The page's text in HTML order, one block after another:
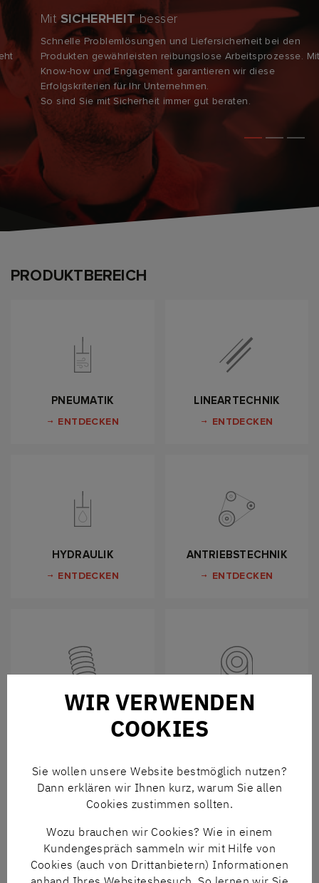
SICHERHEITbesser
Schnelle Problemlösungen und Liefersicherheit bei den
Produkten gewährleisten reibungslose Arbeitsprozesse. Mit
Know-how und Engagement garantieren wir diese
Erfolgskriterien für Ihr Unternehmen.
So sind Sie mit Sicherheit immer gut beraten.
PRODUKTBEREICH
PNEUMATIK
ENTDECKEN
LINEARTECHNIK
ENTDECKEN
HYDRAULIK
ENTDECKEN
ANTRIEBSTECHNIK
ENTDECKEN
WERKZEUGBAU
ENTDECKEN
INDUSTRIETECHNIK
DER N+N ONLINESHOP– Hier finden Sie über 600.000
Originalprodukte führender Hersteller auf einen Blick.
Bequem bestellt und schnell geliefert.
ZUM SHOP
WIR VERWENDEN
COOKIES
Sie wollen unsere Website bestmöglich nutzen?
Dann erklären wir Ihnen kurz, warum Sie allen
Cookies zustimmen sollten.
Wozu brauchen wir Cookies? Wie in einem
Kundengespräch sammeln wir mit Hilfe von
Cookies (auch von Drittanbietern) Informationen